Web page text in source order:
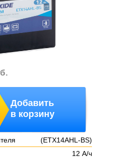
Добавить
в корзину
(ETX14AHL-BS)
12 А/ч